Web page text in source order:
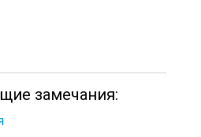
замечания: